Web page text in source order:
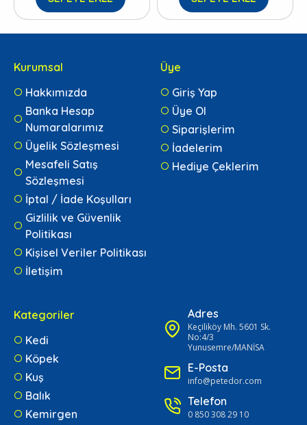
Kurumsal
Hakkımızda
Banka Hesap
Numaralarımız
Üyelik Sözleşmesi
Mesafeli Satış
Sözleşmesi
İptal / İade Koşulları
Gizlilik ve Güvenlik
Politikası
Kişisel Veriler Politikası
İletişim
Üye
Giriş Yap
Üye Ol
Siparişlerim
İadelerim
Hediye Çeklerim
Kategoriler
Kedi
Köpek
Kuş
Balık
Kemirgen
Adres
Keçiliköy Mh. 5601 Sk.
No:4/3
Yunusemre/MANİSA
E-Posta
info@petedor.com
Telefon
0 850 308 29 10